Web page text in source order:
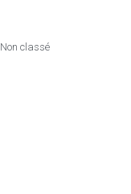
Non classé